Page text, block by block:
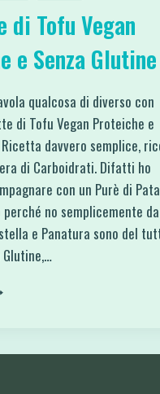
di Tofu Vegan
e Senza Glutine
qualcosa di diverso con
di Tofu Vegan Proteiche e
davvero semplice,
di Carboidrati. Difatti ho
con un Purè di
no semplicemente da
e Panatura sono del
Glutine,…